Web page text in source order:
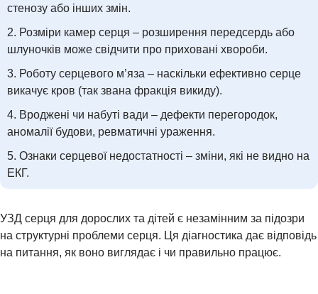
ПОСЛУГИ ТА ЦІНИ
стенозу або інших змін.
Розміри камер серця – розширення передсердь або
шлуночків може свідчити про приховані хвороби.
Роботу серцевого м’яза – наскільки ефективно серце
викачує кров (так звана фракція викиду).
Вроджені чи набуті вади – дефекти перегородок,
аномалії будови, ревматичні ураження.
Ознаки серцевої недостатності – зміни, які не видно на
ЕКГ.
УЗД серця для дорослих та дітей є незамінним за підозри
на структурні проблеми серця. Ця діагностика дає відповідь
на питання, як воно виглядає і чи правильно працює.